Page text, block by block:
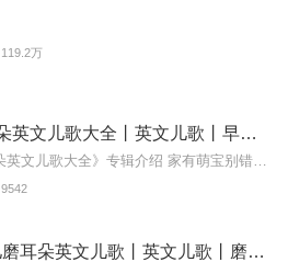
119.2万
婴幼儿磨耳朵英文儿歌大全丨英文儿歌丨早教儿歌
9542
1-3岁婴幼儿磨耳朵英文儿歌丨英文儿歌丨磨耳朵儿歌